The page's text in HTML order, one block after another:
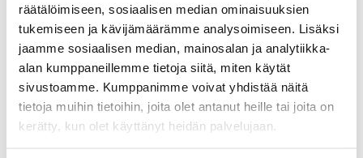
räätälöimiseen, sosiaalisen median ominaisuuksien
tukemiseen ja kävijämäärämme analysoimiseen. Lisäksi
jaamme sosiaalisen median, mainosalan ja analytiikka-
alan kumppaneillemme tietoja siitä, miten käytät
sivustoamme. Kumppanimme voivat yhdistää näitä
tietoja muihin tietoihin, joita olet antanut heille tai joita on
kerätty, kun olet käyttänyt heidän palvelujaan.
kuitenkaan emme ole turvassa maailman
myllerrykseltä tai talouden haasteilta, joten
yhdessä toiminen aktiivisten verkostojen
avulla nousee arvoon arvaamattomaan.
Tähän haluammekin satsata jatkossa
vahvasti. Otan puheenjohtajan tehtävän
vastaan innostuneena mutta nöyränä,